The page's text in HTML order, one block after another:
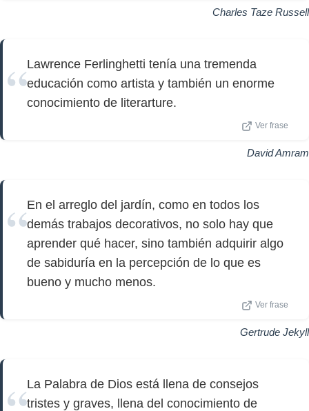
Charles Taze Russell
Lawrence Ferlinghetti tenía una tremenda
educación como artista y también un enorme
conocimiento de literarture.
Ver frase
David Amram
En el arreglo del jardín, como en todos los
demás trabajos decorativos, no solo hay que
aprender qué hacer, sino también adquirir algo
de sabiduría en la percepción de lo que es
bueno y mucho menos.
Ver frase
Gertrude Jekyll
La Palabra de Dios está llena de consejos
tristes y graves, llena del conocimiento de